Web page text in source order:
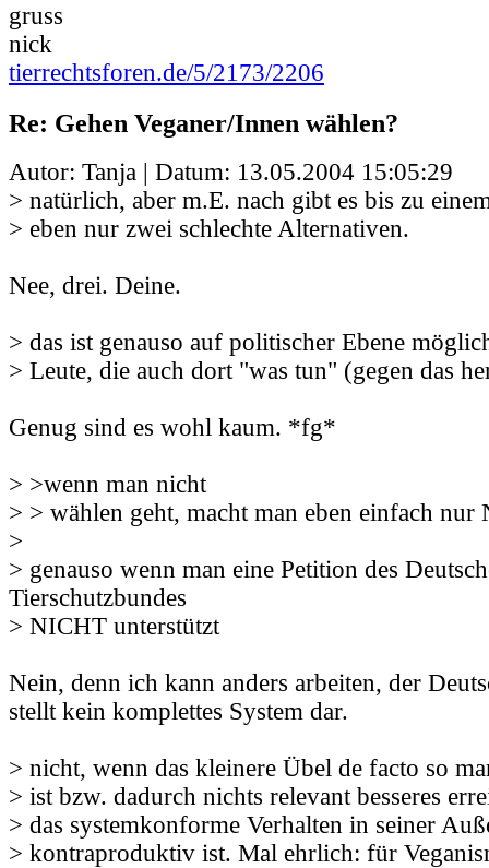
gruss
nick
tierrechtsforen.de/5/2173/2206
Re: Gehen Veganer/Innen wählen?
Autor: Tanja | Datum: 13.05.2004 15:05:29
> natürlich, aber m.E. nach gibt es bis zu
> eben nur zwei schlechte Alternativen.
Nee, drei. Deine.
> das ist genauso auf politischer Ebene
> Leute, die auch dort "was tun" (gegen das
Genug sind es wohl kaum. *fg*
> >wenn man nicht
> > wählen geht, macht man eben einfach nur
>
> genauso wenn man eine Petition des
Tierschutzbundes
> NICHT unterstützt
Nein, denn ich kann anders arbeiten, der
stellt kein komplettes System dar.
> nicht, wenn das kleinere Übel de facto so
> ist bzw. dadurch nichts relevant besseres
> das systemkonforme Verhalten in seiner
> kontraproduktiv ist. Mal ehrlich: für